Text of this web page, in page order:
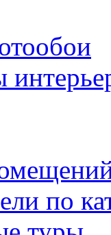
по